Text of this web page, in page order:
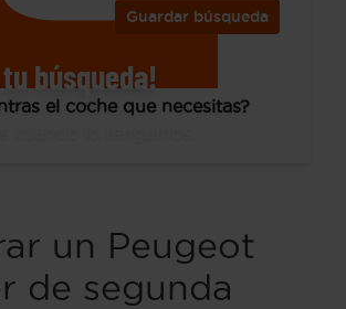
Guardar búsqueda
tu búsqueda!
el coche que necesitas?
un Peugeot
de segunda